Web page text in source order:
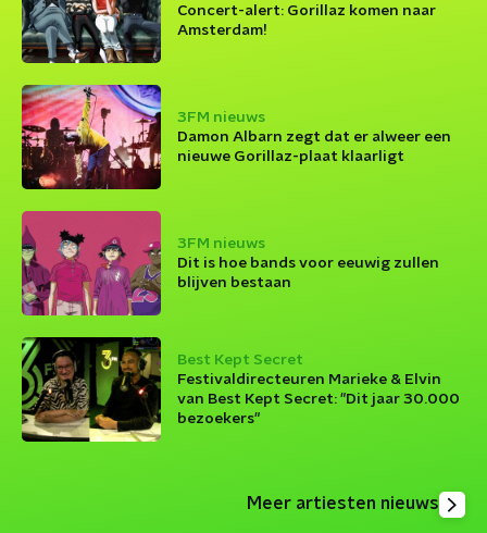
Concert-alert: Gorillaz komen naar
Amsterdam!
3FM nieuws
Damon Albarn zegt dat er alweer een
nieuwe Gorillaz-plaat klaarligt
3FM nieuws
Dit is hoe bands voor eeuwig zullen
blijven bestaan
Best Kept Secret
Festivaldirecteuren Marieke & Elvin
van Best Kept Secret: "Dit jaar 30.000
bezoekers"
Meer artiesten nieuws